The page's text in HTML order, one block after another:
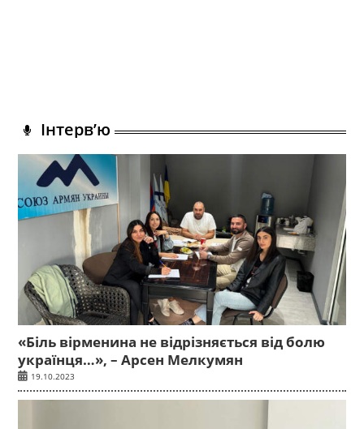
Інтерв’ю
«Біль вірменина не відрізняється від болю
українця…», – Арсен Мелкумян
19.10.2023